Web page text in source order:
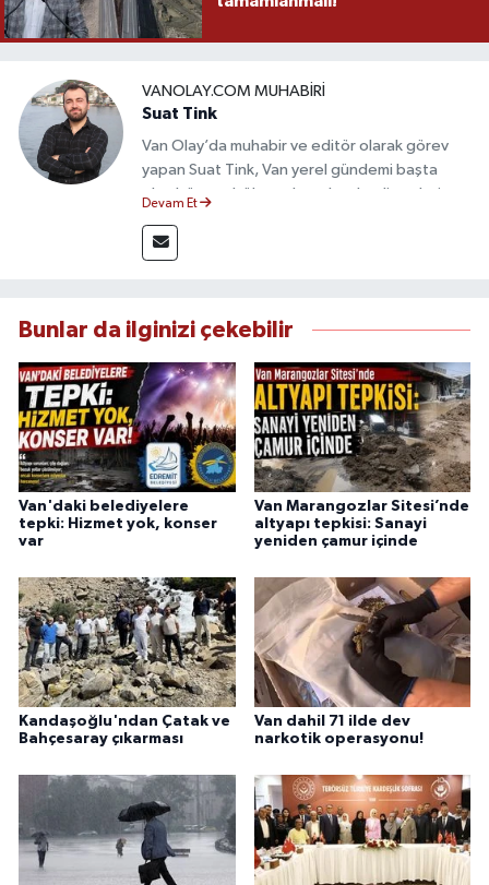
VANOLAY.COM MUHABIRI
Suat Tink
Van Olay’da muhabir ve editör olarak görev
yapan Suat Tink, Van yerel gündemi başta
olmak üzere bölgesel ve ulusal gelişmeleri
mezunu olan Tink, sahadan edindiği bilgilerle
doğruluk, tarafsızlık ve etik ilkeler
Devam Et
Bunlar da ilginizi çekebilir
Van'daki belediyelere
tepki: Hizmet yok, konser
var
Van Marangozlar Sitesi’nde
altyapı tepkisi: Sanayi
yeniden çamur içinde
Kandaşoğlu'ndan Çatak ve
Bahçesaray çıkarması
Van dahil 71 ilde dev
narkotik operasyonu!